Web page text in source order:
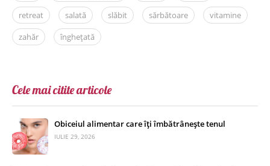
retreat
salată slăbit sărbătoare
vitamine
zahăr
înghețată
Cele mai citite articole
Obiceiul alimentar care îți îmbătrânește tenul
IULIE 29, 2026